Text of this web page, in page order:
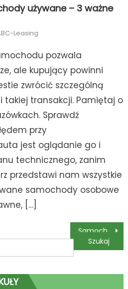
używane – 3 ważne
Leasing
pozwala
ale kupujący powinni
zwrócić szczególną
takiej transakcji. Pamiętaj o
Sprawdź
przy
jest oglądanie go i
technicznego, zanim
przedstawi nam wszystkie
samochody osobowe
[…]